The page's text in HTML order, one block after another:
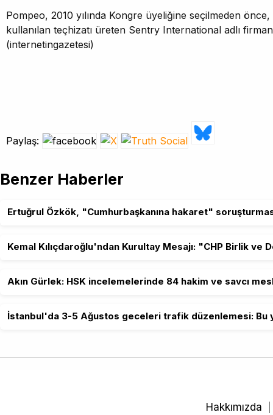
Pompeo, 2010 yılında Kongre üyeliğine seçilmeden
kullanılan teçhizatı üreten Sentry International adlı
(internetingazetesi)
Paylaş:
Benzer Haberler
Ertuğrul Özkök, "Cumhurbaşkanına hakaret"
Kemal Kılıçdaroğlu'ndan Kurultay Mesajı: "CHP Birlik
Akın Gürlek: HSK incelemelerinde 84 hakim ve savcı
İstanbul'da 3-5 Ağustos geceleri trafik düzenlemesi: Bu
Hakkımızda